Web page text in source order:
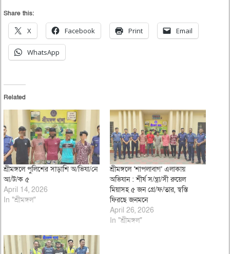
Share this:
X Facebook Print Email
WhatsApp
Related
শ্রীমঙ্গলে পুলিশের সাড়াশি অ/ভিযা/নে
আ/ট/ক ৫
April 14, 2026
In "শ্রীমঙ্গল"
শ্রীমঙ্গলে ‘শাপলাবাগ’ এলাকায়
অভিযান : শীর্ষ স/ন্ত্রা/সী রুয়েল
মিয়াসহ ৫ জন গ্রে/ফ/তার, স্বস্তি
ফিরছে জনমনে
April 26, 2026
In "শ্রীমঙ্গল"